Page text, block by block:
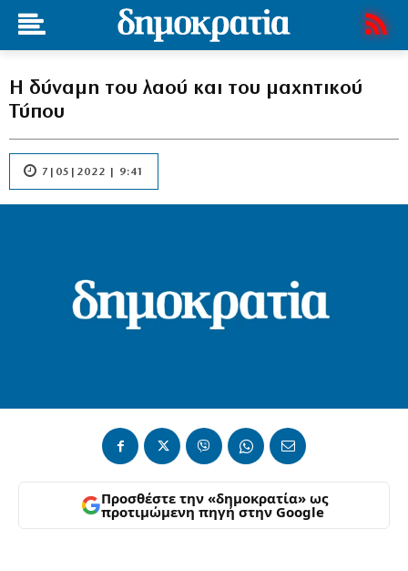
Η δύναμη του λαού και του μαχητικού
Τύπου
7|05|2022 | 9:41
Προσθέστε την «δημοκρατία» ως
προτιμώμενη πηγή στην Google